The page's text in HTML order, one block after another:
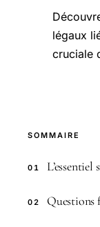
légaux
cruciale
SOMMAIRE
01 L’essentiel
02 Questions